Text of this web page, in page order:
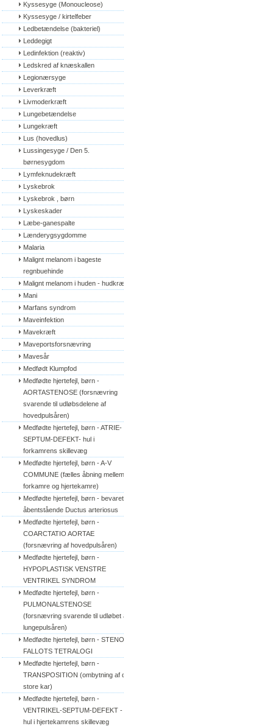
Kyssesyge (Monoucleose)
Kyssesyge / kirtelfeber
Ledbetændelse (bakteriel)
Leddegigt
Ledinfektion (reaktiv)
Ledskred af knæskallen
Legionærsyge
Leverkræft
Livmoderkræft
Lungebetændelse
Lungekræft
Lus (hovedlus)
Lussingesyge / Den 5.
børnesygdom
Lymfeknudekræft
Lyskebrok
Lyskebrok , børn
Lyskeskader
Læbe-ganespalte
Lænderygsygdomme
Malaria
Malignt melanom i bageste
regnbuehinde
Malignt melanom i huden - hudkræft
Mani
Marfans syndrom
Maveinfektion
Mavekræft
Maveportsforsnævring
Mavesår
Medfødt Klumpfod
Medfødte hjertefejl, børn -
AORTASTENOSE (forsnævring
svarende til udløbsdelene af
hovedpulsåren)
Medfødte hjertefejl, børn - ATRIE-
SEPTUM-DEFEKT- hul i
forkamrens skillevæg
Medfødte hjertefejl, børn - A-V
COMMUNE (fælles åbning mellem
forkamre og hjertekamre)
Medfødte hjertefejl, børn - bevaret/
åbentstående Ductus arteriosus
Medfødte hjertefejl, børn -
COARCTATIO AORTAE
(forsnævring af hovedpulsåren)
Medfødte hjertefejl, børn -
HYPOPLASTISK VENSTRE
VENTRIKEL SYNDROM
Medfødte hjertefejl, børn -
PULMONALSTENOSE
(forsnævring svarende til udløbet af
lungepulsåren)
Medfødte hjertefejl, børn - STENO
FALLOTS TETRALOGI
Medfødte hjertefejl, børn -
TRANSPOSITION (ombytning af de
store kar)
Medfødte hjertefejl, børn -
VENTRIKEL-SEPTUM-DEFEKT -
hul i hjertekamrens skillevæg